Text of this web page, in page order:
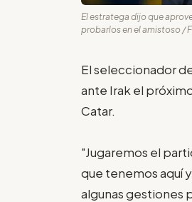
El estratega dijo que
probarlos en el amistoso /
El seleccionador
ante Irak el
Catar.
"Jugaremos el
que tenemos aquí
algunas gestiones